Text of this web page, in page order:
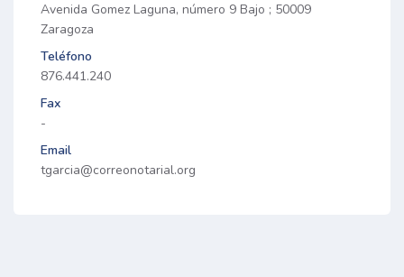
Avenida Gomez Laguna, número 9 Bajo ; 50009
Zaragoza
Teléfono
876.441.240
Fax
-
Email
tgarcia@correonotarial.org